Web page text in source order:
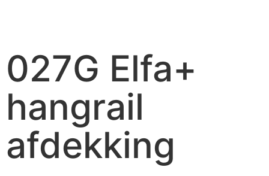
027G Elfa+
hangrail
afdekking